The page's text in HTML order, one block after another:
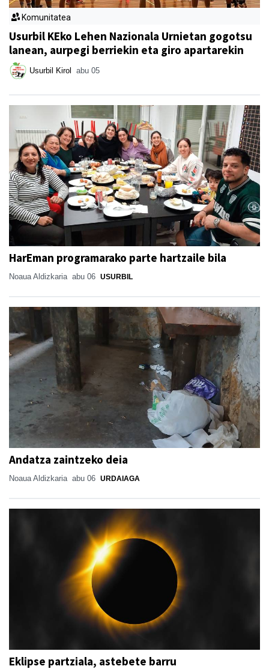
Komunitatea
Usurbil KEko Lehen Nazionala Urnietan gogotsu
lanean, aurpegi berriekin eta giro apartarekin
Usurbil Kirol abu 05
HarEman programarako parte hartzaile bila
Noaua Aldizkaria abu 06 USURBIL
Andatza zaintzeko deia
Noaua Aldizkaria abu 06 URDAIAGA
Eklipse partziala, astebete barru